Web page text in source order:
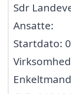
Sdr
Ansatte:
Startdato: